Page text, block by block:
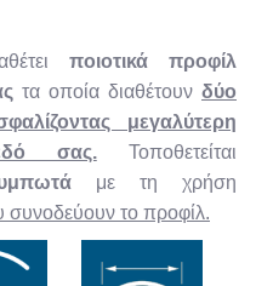
ποιοτικά προφίλ
τα οποία διαθέτουν δύο
μεγαλύτερη
σας.Τοποθετείται
με τη χρήση
το προφίλ.